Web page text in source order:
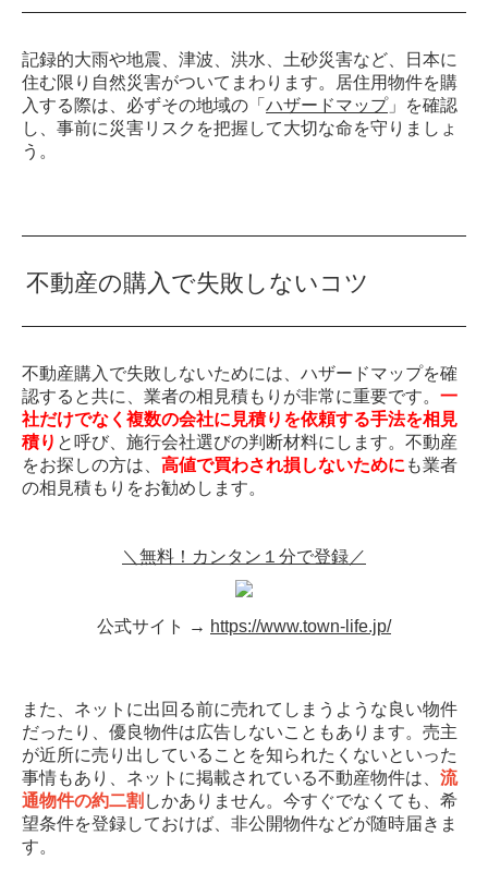
記録的大雨や地震、津波、洪水、土砂災害など、日本に
住む限り自然災害がついてまわります。居住用物件を購
入する際は、必ずその地域の「 ハザードマップ」を確認
し、事前に災害リスクを把握して大切な命を守りましょ
う。
不動産の購入で失敗しないコツ
不動産購入で失敗しないためには、ハザードマップを確
認すると共に、業者の相見積もりが非常に重要です。 一
社だけでなく複数の会社に見積りを依頼する手法を相見
積り と呼び、施行会社選びの判断材料にします。不動産
をお探しの方は、 高値で買わされ損しないために も業者
の相見積もりをお勧めします。
＼無料！カンタン１分で登録／
公式サイト → https://www.town-life.jp/
また、ネットに出回る前に売れてしまうような良い物件
だったり、優良物件は広告しないこともあります。売主
が近所に売り出していることを知られたくないといった
事情もあり、ネットに掲載されている不動産物件は、 流
通物件の約二割 しかありません。今すぐでなくても、希
望条件を登録しておけば、非公開物件などが随時届きま
す。